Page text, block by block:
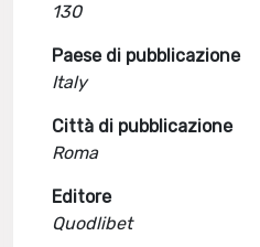
130
Paese di pubblicazione
Italy
Città di pubblicazione
Roma
Editore
Quodlibet